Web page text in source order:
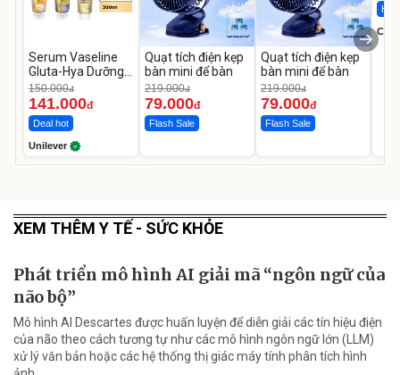
Serum Vaseline
Gluta-Hya Dưỡng
Da Sáng Mịn Sau 7
Ngày
150.000đ
141.000đ
Deal hot
Unilever
Quạt tích điện kẹp
bàn mini để bàn
219.000đ
79.000đ
Flash Sale
Quạt tích điện kẹp
bàn mini để bàn
219.000đ
79.000đ
Flash Sale
Hot
XEM THÊM Y TẾ - SỨC KHỎE
Phát triển mô hình AI giải mã “ngôn ngữ của
não bộ”
Mô hình AI Descartes được huấn luyện để diễn giải các tín hiệu điện
của não theo cách tương tự như các mô hình ngôn ngữ lớn (LLM)
xử lý văn bản hoặc các hệ thống thị giác máy tính phân tích hình